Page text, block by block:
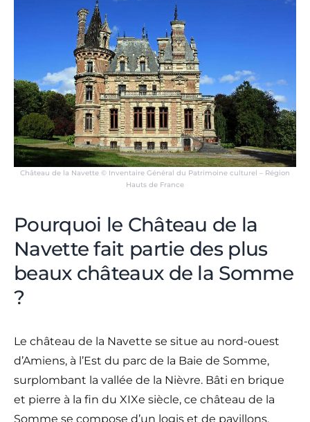
Château de la Navette © Inventaire Général du Patrimoine culturel – Région
Hauts de France
Pourquoi le Château de la
Navette fait partie des plus
beaux châteaux de la Somme
?
Le château de la Navette se situe au nord-ouest
d’Amiens, à l’Est du parc de la Baie de Somme,
surplombant la vallée de la Nièvre. Bâti en brique
et pierre à la fin du XIXe siècle, ce château de la
Somme se compose d’un logis et de pavillons,